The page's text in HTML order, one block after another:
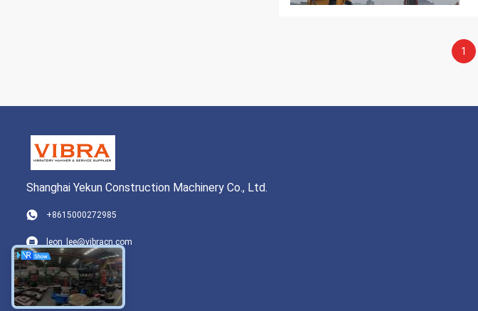
1
Shanghai Yekun Construction Machinery Co., Ltd.
+8615000272985
leon_lee@vibracn.com